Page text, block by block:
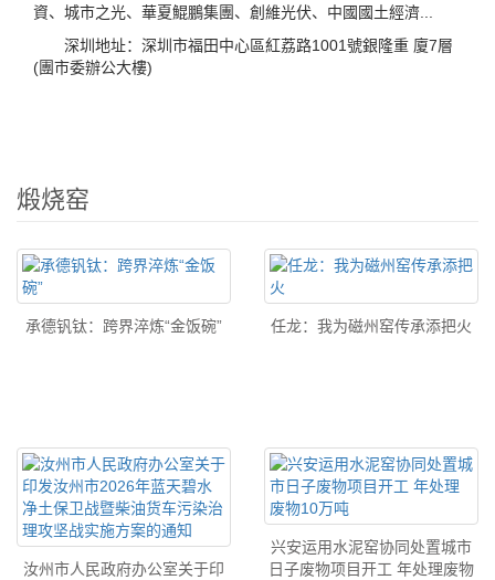
資、城市之光、華夏鯤鵬集團、創維光伏、中國國土經濟...
深圳地址：深圳市福田中心區紅荔路1001號銀隆重 廈7層
(團市委辦公大樓)
煅烧窑
承德钒钛：跨界淬炼“金饭碗” 任龙：我为磁州窑传承添把火
汝州市人民政府办公室关于印
兴安运用水泥窑协同处置城市
日子废物项目开工 年处理废物